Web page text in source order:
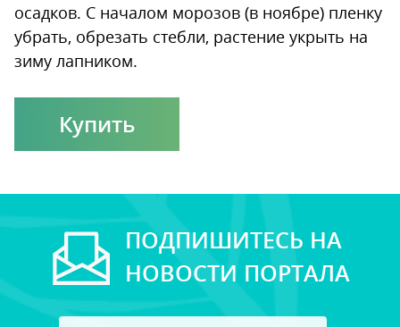
осадков. С началом морозов (в ноябре) пленку
убрать, обрезать стебли, растение укрыть на
зиму лапником.
Купить
ПОДПИШИТЕСЬ НА
НОВОСТИ ПОРТАЛА